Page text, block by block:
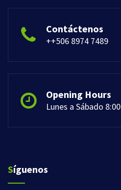
Contáctenos
++506 8974 7489
Opening Hours
Lunes a Sábado
Síguenos